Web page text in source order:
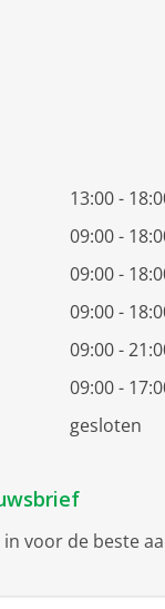
13:00 -
09:00 -
09:00 -
09:00 -
09:00 -
09:00 -
gesloten
in voor de beste